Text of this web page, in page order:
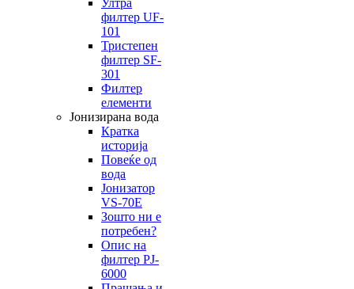
Ултра
филтер UF-
101
Тристепен
филтер SF-
301
Филтер
елементи
Јонизирана вода
Кратка
историја
Повеќе од
вода
Јонизатор
VS-70E
Зошто ни е
потребен?
Опис на
филтер PJ-
6000